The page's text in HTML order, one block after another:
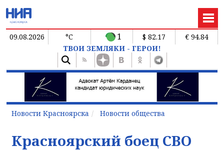
09.08.2026 °C 1 $ 82.17
€ 94.84
ТВОИ ЗЕМЛЯКИ - ГЕРОИ!
Новости Красноярска Новости общества
Красноярский боец СВО